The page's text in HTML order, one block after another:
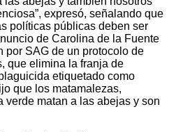
expresó, señalando que
políticas públicas deben ser
de Carolina de la Fuente
por SAG de un protocolo de
que elimina la franja de
etiquetado como
que los matamalezas,
verde matan a las abejas y son